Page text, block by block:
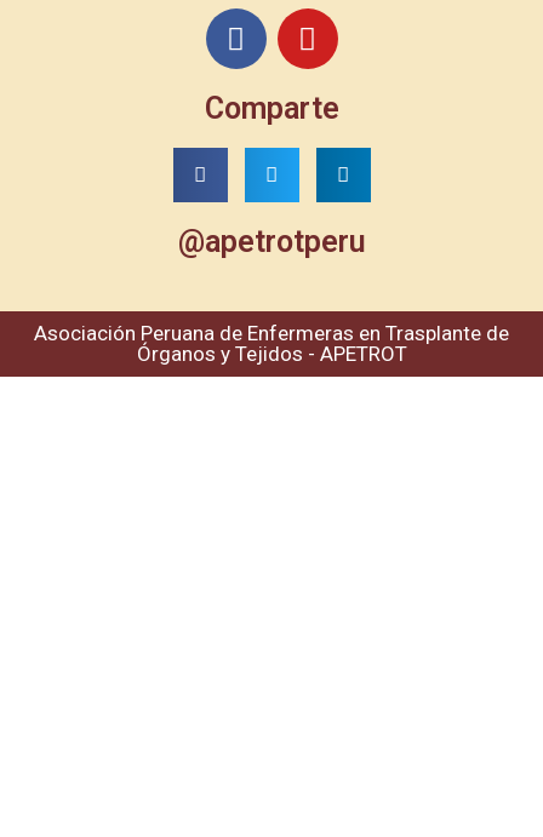
Comparte
@apetrotperu
Asociación Peruana de Enfermeras en Trasplante de
Órganos y Tejidos - APETROT